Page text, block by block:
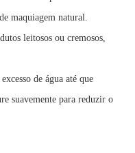
maquiagem natural.
leitosos ou cremosos,
de água até que
suavemente para reduzir o